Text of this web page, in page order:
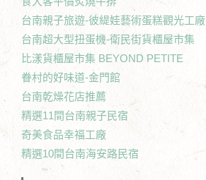
台南親子旅遊-彼緹娃藝術蛋糕觀光工廠
台南超大型扭蛋機-衛民街貨櫃屋市集
比漾貨櫃屋市集 BEYOND PETITE
眷村的好味道-金門館
台南乾燥花店推薦
精選11間台南親子民宿
奇美食品幸福工廠
精選10間台南海安路民宿